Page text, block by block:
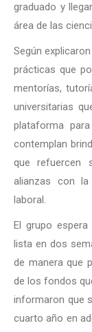
graduado y
área de las
Según
prácticas que
mentorías,
universitarias
plataforma
contemplan
que refuercen
alianzas con la
laboral.
El grupo
lista en dos
de manera que
de los fondos
informaron que
cuarto año en